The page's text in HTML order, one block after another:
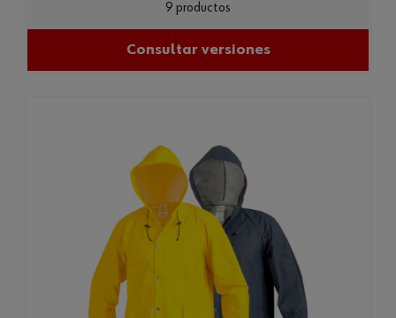
9 productos
Consultar versiones